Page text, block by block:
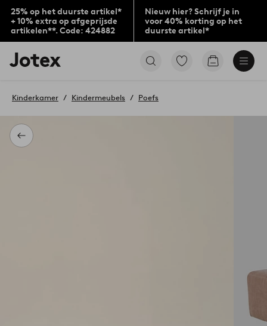
25% op het duurste artikel*
+ 10% extra op afgeprijsde
artikelen**. Code: 424882
Nieuw hier? Schrijf je in
voor 40% korting op het
duurste artikel*
Jotex
logo
to
home
page
Ga
Go
Terug
Kinderkamer Kindermeubels Poefs